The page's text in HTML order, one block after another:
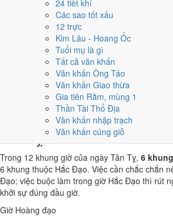
24 tiết khí
Các sao tốt xấu
12 trực
Kim Lâu - Hoang Ốc
Tuổi mụ là gì
Tất cả văn khấn
Văn khấn Ông Táo
Văn khấn Giao thừa
Gia tiên Rằm, mùng 1
Thần Tài Thổ Địa
Văn khấn nhập trạch
Văn khấn cúng giỗ
những giờ nào?
Ngày Tân Tỵ có6 giờ Hoàng Đạo
Ngọ (11h-13h), Mùi (13h-15h), Tuất (19h-
Khung dễ sắp xếp nhất trong giờ hành chính là
khung Hắc Đạo nên né khi ký kết hoặc xuất
6 8 9 10 11 12 13 14 15
Hoàng đạo (tốt) Hắc đạo (xấu) Giờ hiện tại
6 giờ Hoàng Đạo và 6 giờ
Trong 12 khung giờ của ngày Tân Tỵ, 6
6 khung thuộc Hắc Đạo. Việc cần chắc chắn
Đạo; việc buộc làm trong giờ Hắc Đạo thì rút
khởi sự đúng đầu giờ.
Giờ Hoàng đạo